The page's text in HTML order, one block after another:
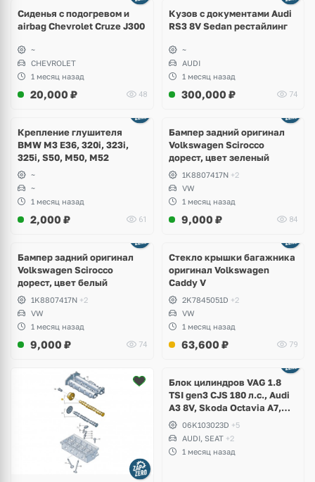
Сиденья с подогревом и
airbag Chevrolet Cruze J300
~
CHEVROLET
1 месяц назад
20,000 ₽ 48
Кузов с документами Audi
RS3 8V Sedan рестайлинг
~
AUDI
1 месяц назад
300,000 ₽ 74
Крепление глушителя
BMW M3 E36, 320i, 323i,
325i, S50, M50, M52
~
~
1 месяц назад
2,000 ₽ 61
Бампер задний оригинал
Volkswagen Scirocco
дорест, цвет зеленый
1K8807417N +2
VW
1 месяц назад
9,000 ₽ 84
Бампер задний оригинал
Volkswagen Scirocco
дорест, цвет белый
1K8807417N +2
VW
1 месяц назад
9,000 ₽ 74
Стекло крышки багажника
оригинал Volkswagen
Caddy V
2K7845051D +2
VW
1 месяц назад
63,600 ₽ 79
2 фото
Блок цилиндров VAG 1.8
TSI gen3 CJS 180 л.с., Audi
A3 8V, Skoda Octavia A7,
Superb, Volkswagen Passat
B8, Golf VII Alltrack, Seat
Leon
06K103023D +5
AUDI, SEAT +2
1 месяц назад